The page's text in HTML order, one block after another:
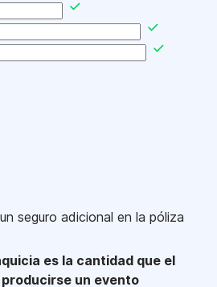
seguro adicional en la póliza
es la cantidad que el
un evento